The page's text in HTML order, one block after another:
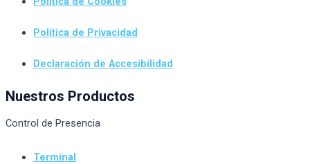
Política de Privacidad
Declaración de Accesibilidad
Nuestros Productos
Control de Presencia
Terminal